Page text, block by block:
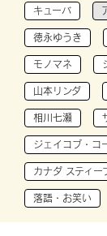
キューバ
徳永ゆうき
モノマネ
山本リンダ
相川七瀬
ジェイコブ・コ
カナダ スティー
落語・お笑い